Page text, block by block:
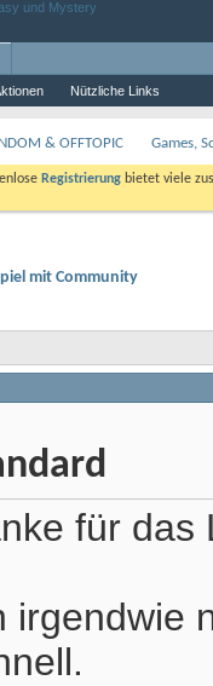
Nützliche Links
& OFFTOPIC Games,
Registrierung bietet viele
mit Community
für
irgendwie